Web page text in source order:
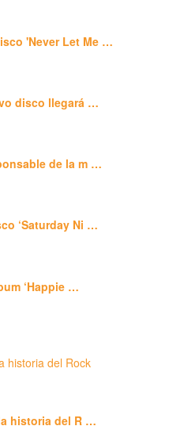
'Never Let Me …
disco llegará …
de la m …
‘Saturday Ni …
‘Happie …
historia del R …